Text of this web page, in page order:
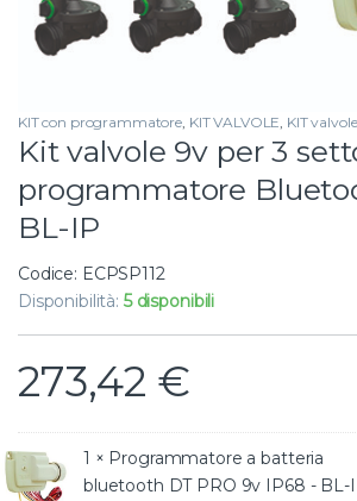
KIT con programmatore, KIT VALVOLE, KIT
Kit valvole 9v per 3
programmatore
BL-IP
Codice: ECPSP112
Disponibilità: 5 disponibili
273,42 €
1 × Programmatore a batteria
bluetooth DT PRO 9v IP68 - BL-